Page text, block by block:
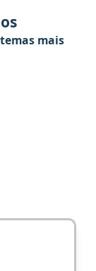
temas mais